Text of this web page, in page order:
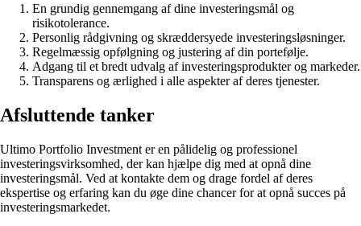
En grundig gennemgang af dine investeringsmål og
risikotolerance.
Personlig rådgivning og skræddersyede investeringsløsninger.
Regelmæssig opfølgning og justering af din portefølje.
Adgang til et bredt udvalg af investeringsprodukter og markeder.
Transparens og ærlighed i alle aspekter af deres tjenester.
Afsluttende tanker
Ultimo Portfolio Investment er en pålidelig og professionel
investeringsvirksomhed, der kan hjælpe dig med at opnå dine
investeringsmål. Ved at kontakte dem og drage fordel af deres
ekspertise og erfaring kan du øge dine chancer for at opnå succes på
investeringsmarkedet.